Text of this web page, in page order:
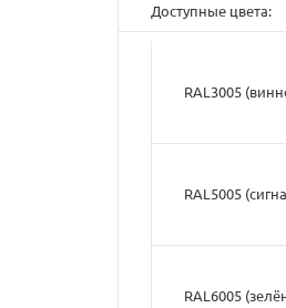
Доступные цвета:
RAL3005
RAL5005
RAL6005